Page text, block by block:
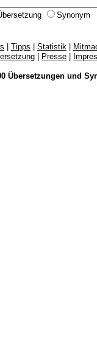
Synonym
Tipps Statistik
Presse
Übersetzungenund